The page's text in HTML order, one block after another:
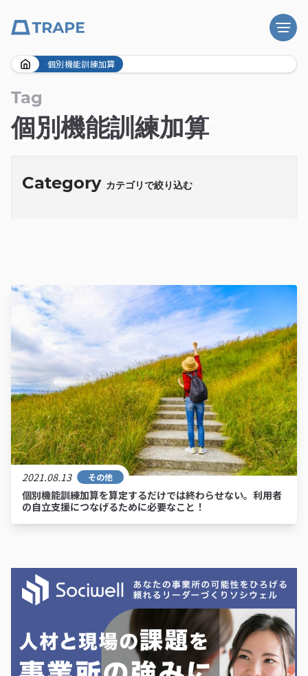
Skip
content
個別機能訓練加算
Tag
個別機能訓練加算
Category カテゴリで絞り込む
2021.08.13 その他
個別機能訓練加算を算定するだけでは終わらせない。利用者
の自立支援につなげるために必要なこと！